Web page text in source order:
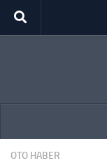
Skip to content
OTO HABER